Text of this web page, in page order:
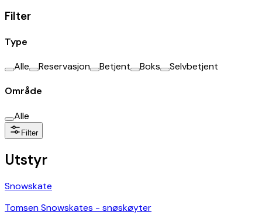
Filter
Type
Alle Reservasjon Betjent Boks Selvbetjent
Område
Alle
Filter
Utstyr
Snowskate
Tomsen Snowskates - snøskøyter